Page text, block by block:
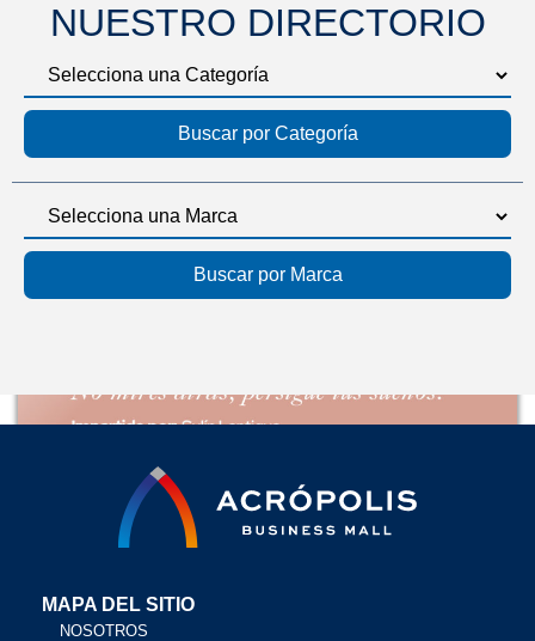
NUESTRO DIRECTORIO
MAPA DEL SITIO
NOSOTROS